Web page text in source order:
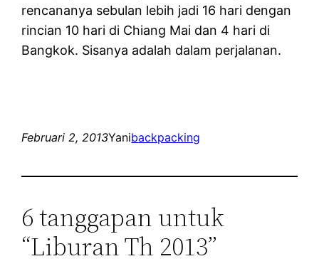
rencananya sebulan lebih jadi 16 hari dengan
rincian 10 hari di Chiang Mai dan 4 hari di
Bangkok. Sisanya adalah dalam perjalanan.
Februari 2, 2013Yanibackpacking
6 tanggapan untuk
“Liburan Th 2013”